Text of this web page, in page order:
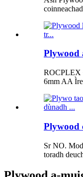
Plywood
ROCPLEX
6mm AA
Plywood
Sr NO.
toradh